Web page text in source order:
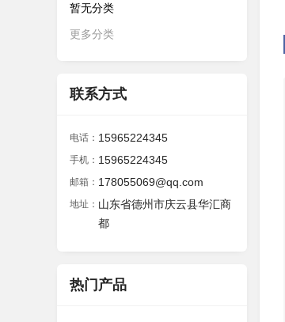
暂无分类
更多分类
联系方式
电话： 15965224345
手机： 15965224345
邮箱： 178055069@qq.com
地址： 山东省德州市庆云县华汇商
都
热门产品